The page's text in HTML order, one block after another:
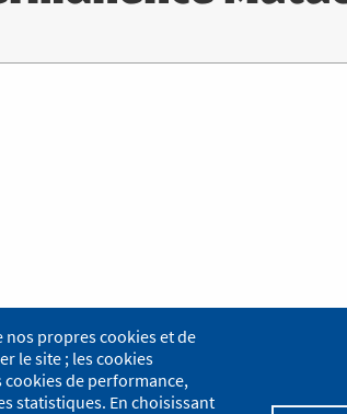
nos propres cookies et de
le site ; les cookies
de performance,
statistiques. En choisissant